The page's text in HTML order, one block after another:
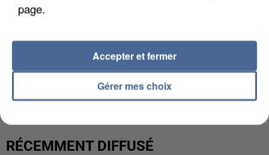
LES DONNÉES DE 300 000 CLIENTS DÉROBÉES À
INTERMARCHÉ APRÈS UNE...
RÉCEMMENT DIFFUSÉ
page.
Gérer mes choix
Accepter et fermer